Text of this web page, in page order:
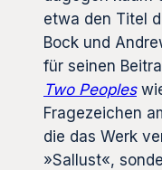
etwa den Titel
Bock und
für seinen
Two Peoples
Fragezeichen
die das Werk
»Sallust«,